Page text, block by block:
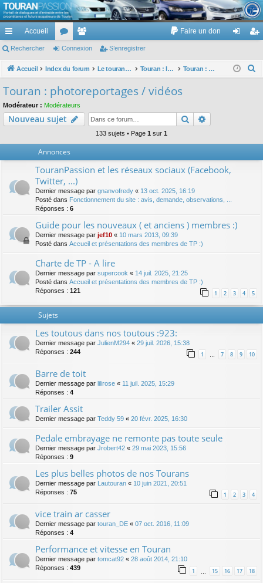
TouranPassion
Le forum des propriétaires ou futurs acquéreurs du Volkswagen Touran
cc
ès
pi
de
Accueil
or
u
e
m
Faire un don
ne nr
Rechercher Connexion S’enregistrer
Accueil Index du forum Le touran dans ses versions I (V1 V2 V3) et II ... Touran : les modèles, les prix, les achats, les options, ... Touran : photoreportages / vidéos
c
Touran : photoreportages / vidéos
Modérateur : Modérateurs
Nouveau sujet Rechercher
133 sujets • Page 1 sur 1
Annonces
TouranPassion et les réseaux sociaux (Facebook,
Twitter, ...)
Dernier message par gnanvofredy « 13 oct. 2025, 16:19
Posté dans Fonctionnement du site : avis, demande, observations, ...
Réponses : 6
Guide pour les nouveaux ( et anciens ) membres :)
Dernier message par jef10 « 10 mars 2013, 09:39
Posté dans Accueil et présentations des membres de TP :)
Charte de TP - A lire
Dernier message par supercook « 14 juil. 2025, 21:25
Posté dans Accueil et présentations des membres de TP :)
Réponses : 121 1 2 3 4 5
Sujets
Les toutous dans nos toutous :923:
Dernier message par JulienM294 « 29 juil. 2026, 15:38
Réponses : 244 1 … 7 8 9 10
Barre de toit
Dernier message par lilirose « 11 juil. 2025, 15:29
Réponses : 4
Trailer Assit
Dernier message par Teddy 59 « 20 févr. 2025, 16:30
Pedale embrayage ne remonte pas toute seule
Dernier message par Jrobert42 « 29 mai 2023, 15:56
Réponses : 9
Les plus belles photos de nos Tourans
Dernier message par Lautouran « 10 juin 2021, 20:51
Réponses : 75 1 2 3 4
vice train ar casser
Dernier message par touran_DE « 07 oct. 2016, 11:09
Réponses : 4
Performance et vitesse en Touran
Dernier message par tomcat92 « 28 août 2014, 21:10
Réponses : 439 1 15 16 17 18